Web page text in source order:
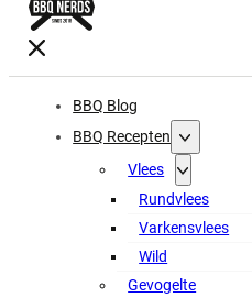
BBQ Blog
BBQ Recepten
Vlees
Rundvlees
Varkensvlees
Wild
Gevogelte